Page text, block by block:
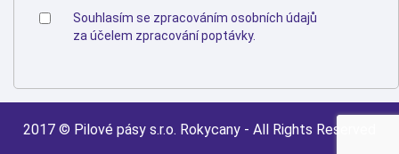
Souhlasím se zpracováním osobních údajů
za účelem zpracování poptávky.
2017 © Pilové pásy s.r.o. Rokycany - All Rights Reserved